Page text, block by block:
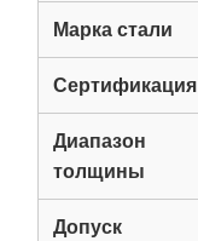
Марка стали
Сертификация
Диапазон
толщины
Допуск